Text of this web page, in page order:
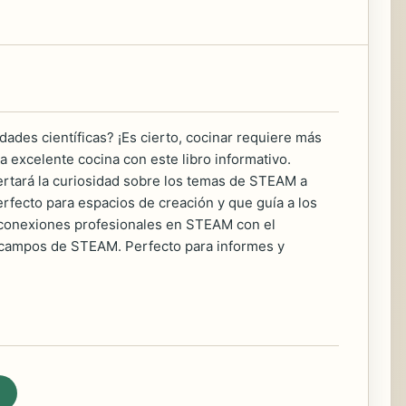
científicas? ¡Es cierto, cocinar requiere más
excelente cocina con este libro informativo.
la curiosidad sobre los temas de STEAM a
para espacios de creación y que guía a los
profesionales en STEAM con el
de STEAM. Perfecto para informes y